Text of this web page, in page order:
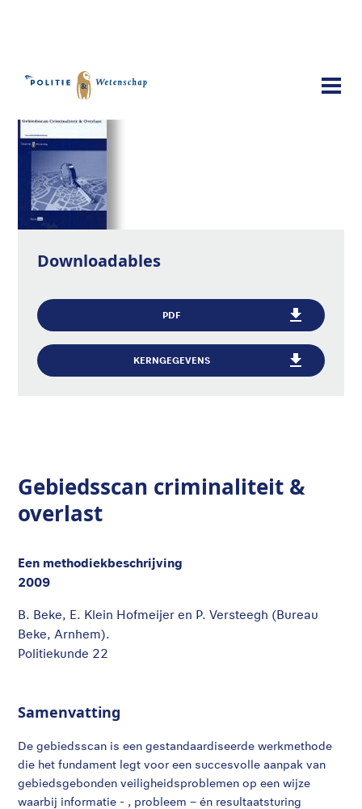
Publicaties Gebiedsscan criminaliteit & overlast
Downloadables
PDF
KERNGEGEVENS
Gebiedsscan criminaliteit &
overlast
Een methodiekbeschrijving
2009
B. Beke, E. Klein Hofmeijer en P. Versteegh (Bureau
Beke, Arnhem).
Politiekunde 22
Samenvatting
De gebiedsscan is een gestandaardiseerde werkmethode
die het fundament legt voor een succesvolle aanpak van
gebiedsgebonden veiligheidsproblemen op een wijze
waarbij informatie - , probleem – én resultaatsturing